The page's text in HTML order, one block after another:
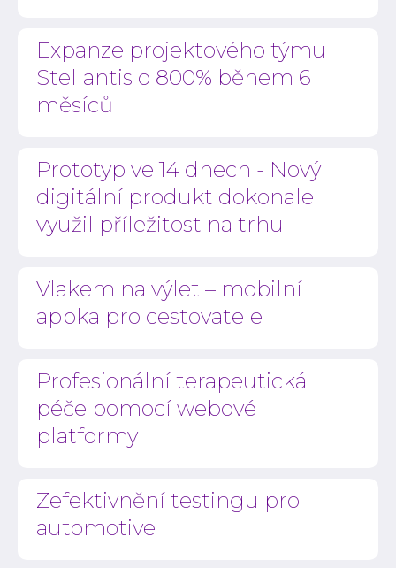
Expanze projektového týmu
Stellantis o 800% během 6
měsíců
Prototyp ve 14 dnech - Nový
digitální produkt dokonale
využil příležitost na trhu
Vlakem na výlet – mobilní
appka pro cestovatele
Profesionální terapeutická
péče pomocí webové
platformy
Zefektivnění testingu pro
automotive